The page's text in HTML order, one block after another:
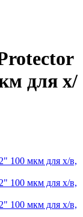
для х/